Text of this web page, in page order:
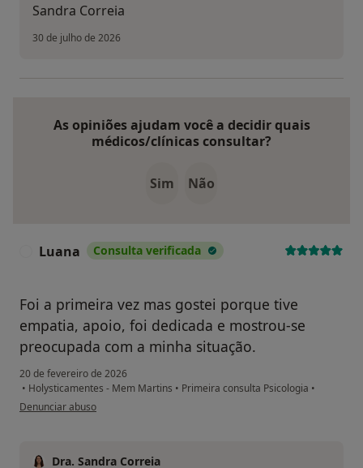
Sandra Correia
30 de julho de 2026
As opiniões ajudam você a decidir quais
médicos/clínicas consultar?
Sim Não
Luana Consulta verificada
Foi a primeira vez mas gostei porque tive
empatia, apoio, foi dedicada e mostrou-se
preocupada com a minha situação.
20 de fevereiro de 2026
• Holysticamentes - Mem Martins • Primeira consulta Psicologia •
na opinião do utilizador Luana
Denunciar abuso
Dra. Sandra Correia